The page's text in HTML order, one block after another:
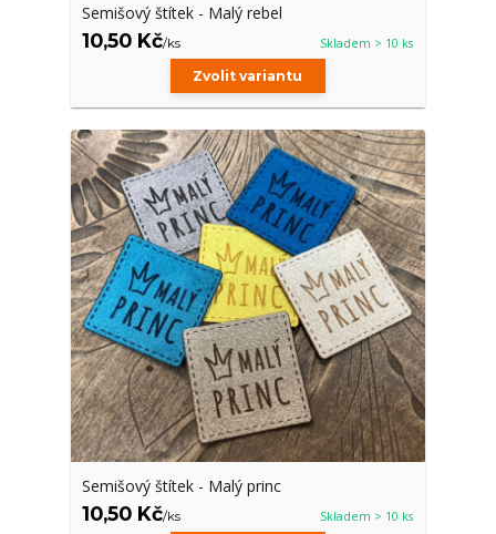
Semišový štítek - Malý rebel
10,50 Kč/ks Skladem > 10 ks
Zvolit variantu
Semišový štítek - Malý princ
10,50 Kč/ks Skladem > 10 ks